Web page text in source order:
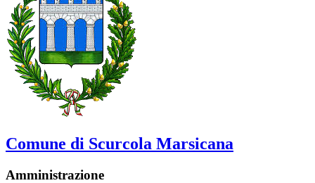
Comune di Scurcola Marsicana
Amministrazione